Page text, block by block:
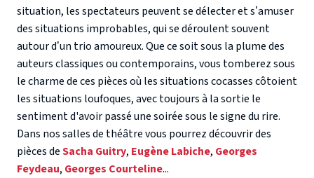
situation, les spectateurs peuvent se délecter et s’amuser
des situations improbables, qui se déroulent souvent
autour d’un trio amoureux. Que ce soit sous la plume des
auteurs classiques ou contemporains, vous tomberez sous
le charme de ces pièces où les situations cocasses côtoient
les situations loufoques, avec toujours à la sortie le
sentiment d'avoir passé une soirée sous le signe du rire.
Dans nos salles de théâtre vous pourrez découvrir des
pièces deSacha Guitry, Eugène Labiche, Georges
Feydeau, Georges Courteline...